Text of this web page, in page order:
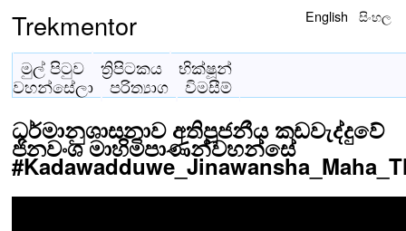
Trekmentor English සිංහල
මුල් පිටුව ත්‍රිපිටකය
භික්ෂූන්
වහන්සේලා
පරිත්‍යාග විමසීම්
ධර්මානුශාසනාව අතිපූජනීය කඩවැද්දුවේ
ජිනවංශ මාහිමිපාණන්වහන්සේ